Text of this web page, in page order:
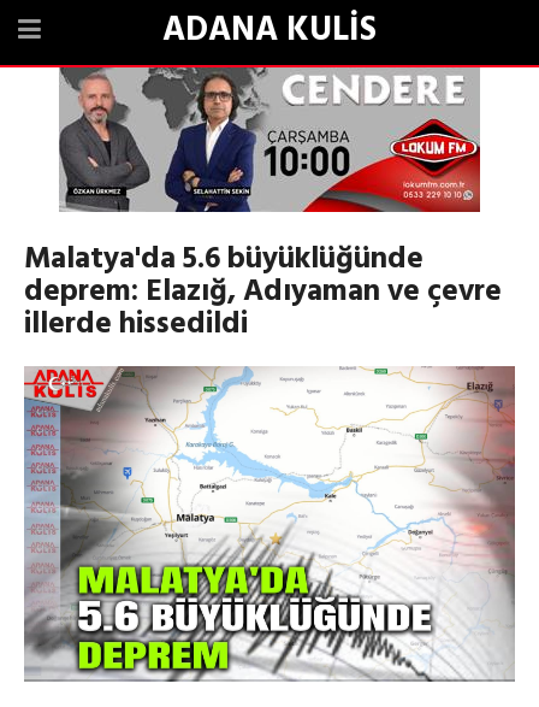
ADANA KULİS
Malatya'da 5.6 büyüklüğünde
deprem: Elazığ, Adıyaman ve çevre
illerde hissedildi